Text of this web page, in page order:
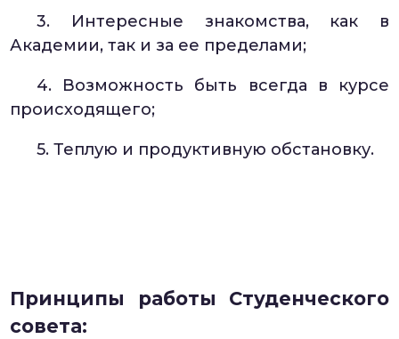
3. Интересные знакомства, как в
Академии, так и за ее пределами;
4. Возможность быть всегда в курсе
происходящего;
5. Теплую и продуктивную обстановку.
Принципы работы Студенческого
совета: